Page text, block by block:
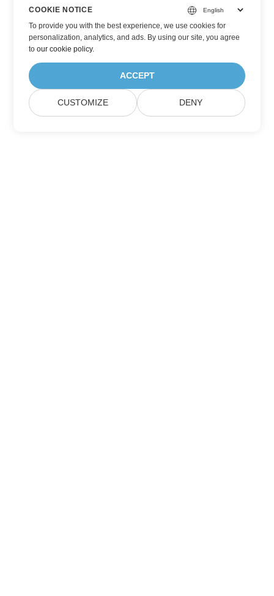
COOKIE NOTICE
To provide you with the best experience, we use cookies for
personalization, analytics, and ads. By using our site, you agree
toour cookie policy.
ACCEPT
CUSTOMIZE DENY